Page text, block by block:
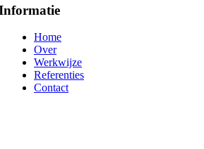
Home
Over
Werkwijze
Referenties
Contact